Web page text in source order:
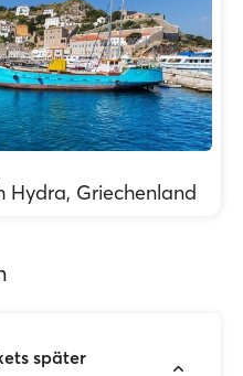
Hydra, Griechenland
später